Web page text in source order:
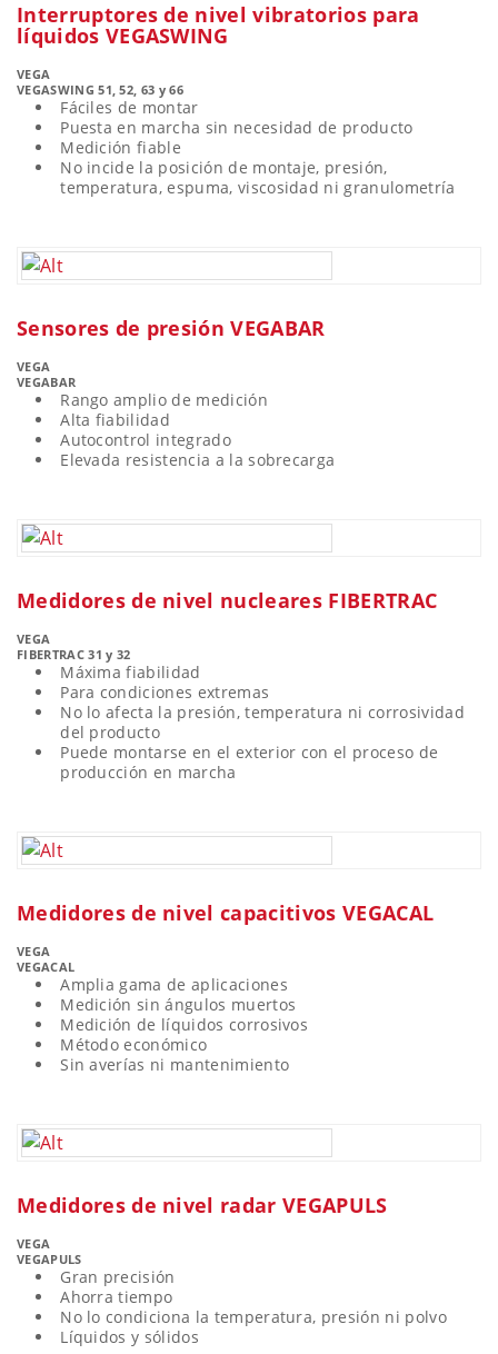
Interruptores de nivel vibratorios para
líquidos VEGASWING
VEGA
VEGASWING 51, 52, 63 y 66
Fáciles de montar
Puesta en marcha sin necesidad de producto
Medición fiable
No incide la posición de montaje, presión,
temperatura, espuma, viscosidad ni granulometría
Sensores de presión VEGABAR
VEGA
VEGABAR
Rango amplio de medición
Alta fiabilidad
Autocontrol integrado
Elevada resistencia a la sobrecarga
Medidores de nivel nucleares FIBERTRAC
VEGA
FIBERTRAC 31 y 32
Máxima fiabilidad
Para condiciones extremas
No lo afecta la presión, temperatura ni corrosividad
del producto
Puede montarse en el exterior con el proceso de
producción en marcha
Medidores de nivel capacitivos VEGACAL
VEGA
VEGACAL
Amplia gama de aplicaciones
Medición sin ángulos muertos
Medición de líquidos corrosivos
Método económico
Sin averías ni mantenimiento
Medidores de nivel radar VEGAPULS
VEGA
VEGAPULS
Gran precisión
Ahorra tiempo
No lo condiciona la temperatura, presión ni polvo
Líquidos y sólidos